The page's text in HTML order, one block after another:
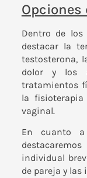
Opciones
Dentro de los
destacar la
testosterona,
dolor y los
tratamientos
la
vaginal.
En cuanto a
individual
de pareja y las